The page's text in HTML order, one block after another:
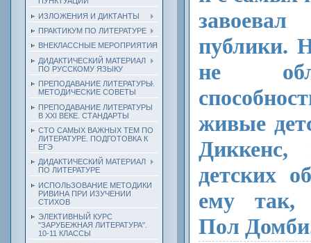
ИЗЛОЖЕНИЯ И ДИКТАНТЫ
ПРАКТИКУМ ПО ЛИТЕРАТУРЕ
ВНЕКЛАССНЫЕ МЕРОПРИЯТИЯ
ДИДАКТИЧЕСКИЙ МАТЕРИАЛ
ПО РУССКОМУ ЯЗЫКУ
ПРЕПОДАВАНИЕ ЛИТЕРАТУРЫ.
МЕТОДИЧЕСКИЕ СОВЕТЫ
ПРЕПОДАВАНИЕ ЛИТЕРАТУРЫ
В XXI ВЕКЕ. СТАНДАРТЫ
СТО САМЫХ ВАЖНЫХ ТЕМ ПО
ЛИТЕРАТУРЕ. ПОДГОТОВКА К
ЕГЭ
ДИДАКТИЧЕСКИЙ МАТЕРИАЛ
ПО ЛИТЕРАТУРЕ
ИСПОЛЬЗОВАНИЕ МЕТОДИКИ
РИВИНА ПРИ ИЗУЧЕНИИ
СТИХОВ
ЭЛЕКТИВНЫЙ КУРС
"ЗАРУБЕЖНАЯ ЛИТЕРАТУРА".
10-11 КЛАССЫ
публики.
не
живые
детских
ему так,
Пол